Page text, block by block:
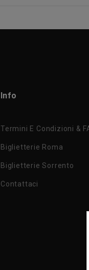
Info
Termini E Condizioni &
Biglietterie Roma
Biglietterie Sorrento
Contattaci